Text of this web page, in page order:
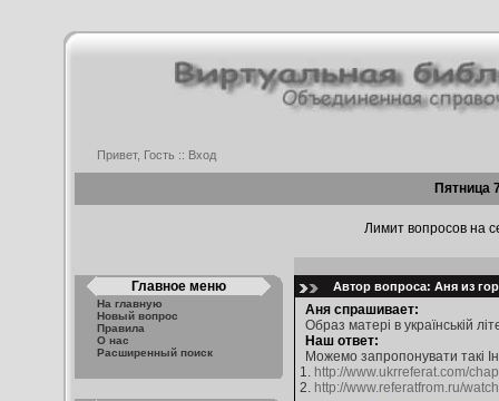
Привет, Гость :: Вход
Пятница
Лимит вопросов на
Главное меню
На главную
Новый вопрос
Правила
О нас
Расширенный поиск
Автор вопроса: Аня из
Аня спрашивает:
Образ матері в українській
Наш ответ:
Можемо запропонувати такі
1. http://www.ukrreferat.com/
2. http://www.referatfrom.ru/